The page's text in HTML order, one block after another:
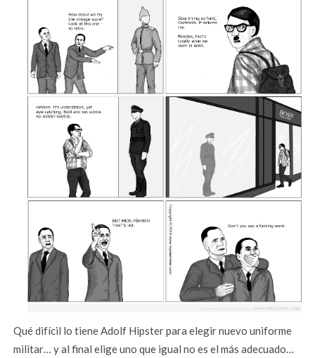
Qué difícil lo tiene Adolf Hipster para elegir nuevo uniforme
militar… y al final elige uno que igual no es el más adecuado…